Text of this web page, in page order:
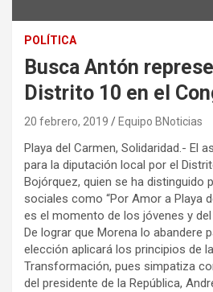
POLÍTICA
Busca Antón
Distrito 10 en el
20 febrero, 2019 Equipo BNoticias
Playa del Carmen, Solidaridad.- El
para la diputación local por el
Bojórquez, quien se ha distinguido
sociales como “Por Amor a Playa
es el momento de los jóvenes y
De lograr que Morena lo abandere
elección aplicará los principios de
Transformación, pues simpatiza
del presidente de la República,